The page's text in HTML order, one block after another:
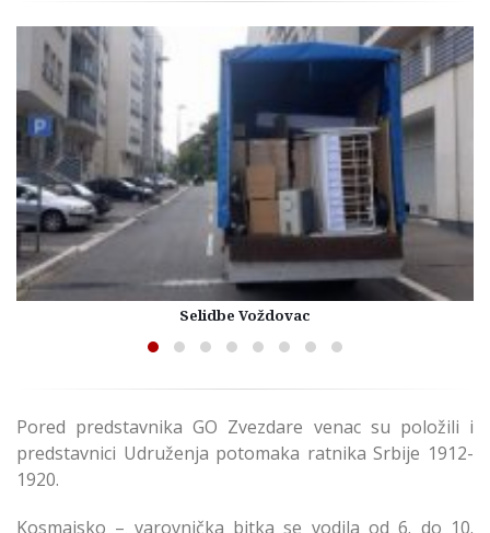
Selidbe Voždovac
Pored predstavnika GO Zvezdare venac su položili i
predstavnici Udruženja potomaka ratnika Srbije 1912-
1920.
Kosmajsko – varovnička bitka se vodila od 6. do 10.